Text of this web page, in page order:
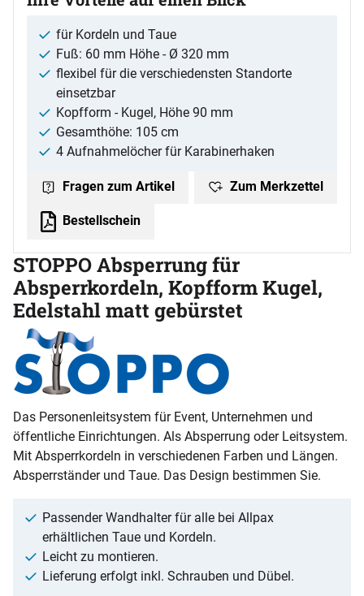
für Kordeln und Taue
Fuß: 60 mm Höhe - Ø 320 mm
flexibel für die verschiedensten Standorte
einsetzbar
Kopfform - Kugel, Höhe 90 mm
Gesamthöhe: 105 cm
4 Aufnahmelöcher für Karabinerhaken
Fragen zum Artikel Zum Merkzettel
Bestellschein
STOPPO Absperrung für
Absperrkordeln, Kopfform Kugel,
Edelstahl matt gebürstet
Das Personenleitsystem für Event, Unternehmen und
öffentliche Einrichtungen. Als Absperrung oder Leitsystem.
Mit Absperrkordeln in verschiedenen Farben und Längen.
Absperrständer und Taue. Das Design bestimmen Sie.
Passender Wandhalter für alle bei Allpax
erhältlichen Taue und Kordeln.
Leicht zu montieren.
Lieferung erfolgt inkl. Schrauben und Dübel.